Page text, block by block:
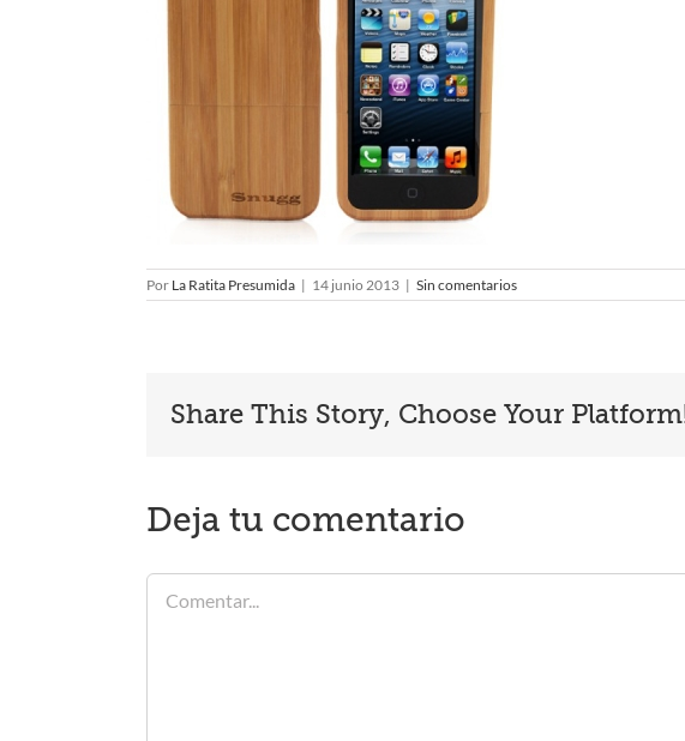
Por La Ratita Presumida | 14 junio 2013 | Sin comentarios
Share This Story, Choose Your
Deja tu comentario
Comentar